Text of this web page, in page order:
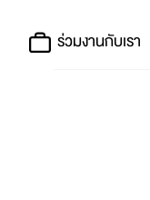
ร่วมงานกับเรา